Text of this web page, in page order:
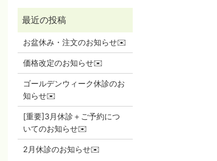
お盆休み・注文のお知らせ✉️
価格改定のお知らせ✉️
ゴールデンウィーク休診のお
知らせ✉️
[重要]3月休診＋ご予約につ
いてのお知らせ✉️
2月休診のお知らせ✉️